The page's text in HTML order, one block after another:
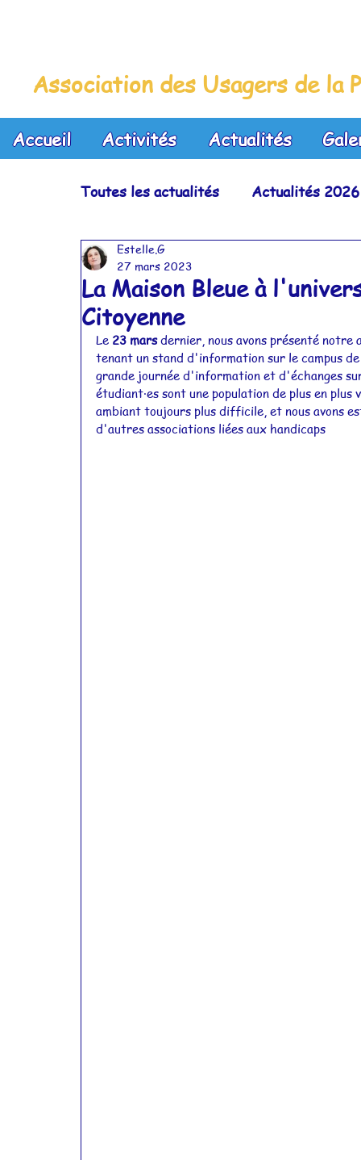
Association des Usagers de la
Accueil Activités Actualités
Toutes les actualités Actualités 2026
Actualités 2023
Actualités 2019
Actualités 2015 Actualités 2014
La Maison Bleue à
Citoyenne
Estelle.G
27 mars 2023
Le 23 mars dernier, nous avons présenté notre
tenant un stand d'information sur le campus
grande journée d'information et d'échanges
étudiant·es sont une population de plus en
ambiant toujours plus difficile, et nous avons
d'autres associations liées aux handicaps